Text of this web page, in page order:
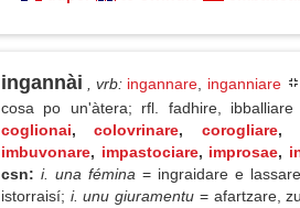
ingannài , vrb: ingannare
inganniare
cosa po un'àtera; rfl. fadhire,
coglionai,colovrinare, corogliare,
imbuvonare, impastociare, improsae,
csn: i. una fémina= ingraidare e
istorraisí; i. unu giuramentu = afartzare,